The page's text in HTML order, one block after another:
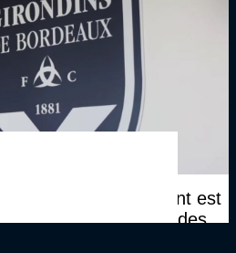
les doutes, l'argent est
derrière le rachat des